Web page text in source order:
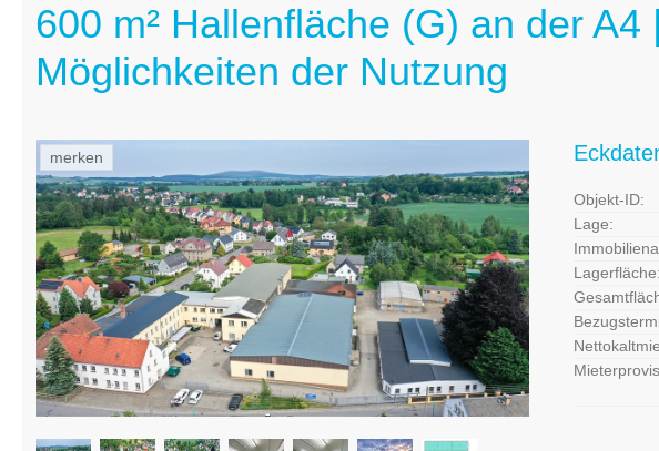
600 m² Hallenfläche (G) an der A4
Möglichkeiten der Nutzung
merken
Objekt-ID:
Lage:
Lagerfläche: